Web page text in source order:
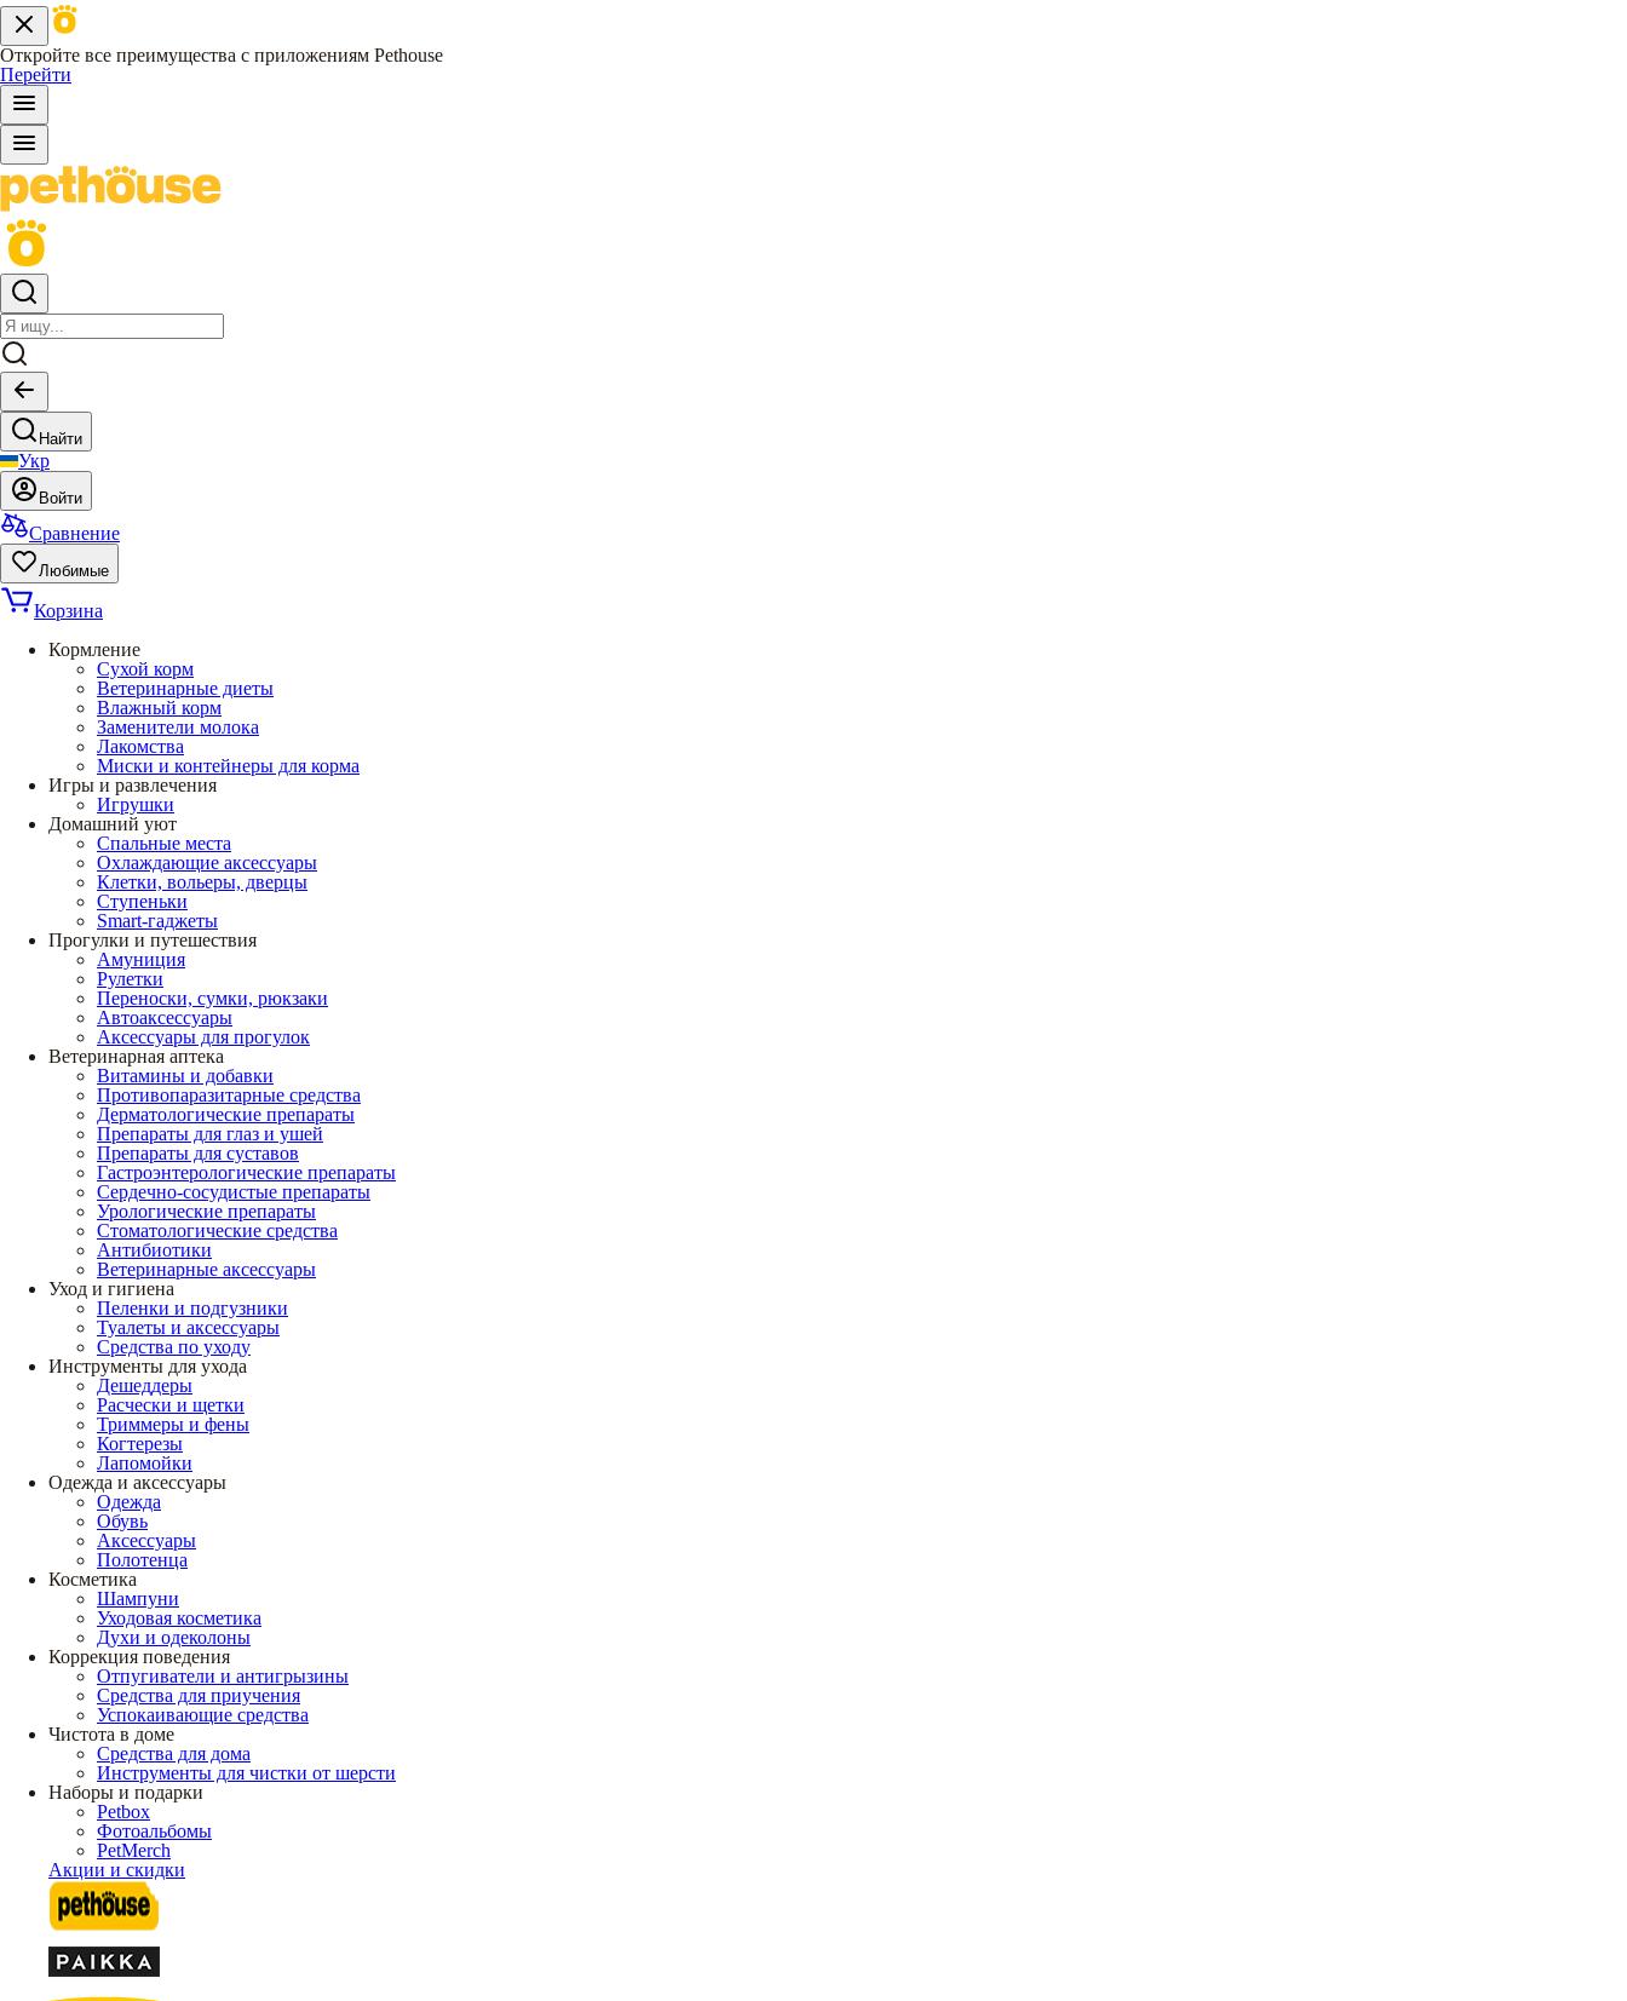
Откройте все преимущества с приложениям Pethouse
Перейти
Найти
Укр
Войти
Сравнение
Любимые
Корзина
Кормление
Сухой корм
Ветеринарные диеты
Влажный корм
Заменители молока
Лакомства
Миски и контейнеры для корма
Игры и развлечения
Игрушки
Домашний уют
Спальные места
Охлаждающие аксессуары
Клетки, вольеры, дверцы
Ступеньки
Smart-гаджеты
Прогулки и путешествия
Амуниция
Рулетки
Переноски, сумки, рюкзаки
Автоаксессуары
Аксессуары для прогулок
Ветеринарная аптека
Витамины и добавки
Противопаразитарные средства
Дерматологические препараты
Препараты для глаз и ушей
Препараты для суставов
Гастроэнтерологические препараты
Сердечно-сосудистые препараты
Урологические препараты
Стоматологические средства
Антибиотики
Ветеринарные аксессуары
Уход и гигиена
Пеленки и подгузники
Туалеты и аксессуары
Средства по уходу
Инструменты для ухода
Дешеддеры
Расчески и щетки
Триммеры и фены
Когтерезы
Лапомойки
Одежда и аксессуары
Одежда
Обувь
Аксессуары
Полотенца
Косметика
Шампуни
Уходовая косметика
Духи и одеколоны
Коррекция поведения
Отпугиватели и антигрызины
Средства для приучения
Успокаивающие средства
Чистота в доме
Средства для дома
Инструменты для чистки от шерсти
Наборы и подарки
Petbox
Фотоальбомы
PetMerch
Акции и скидки